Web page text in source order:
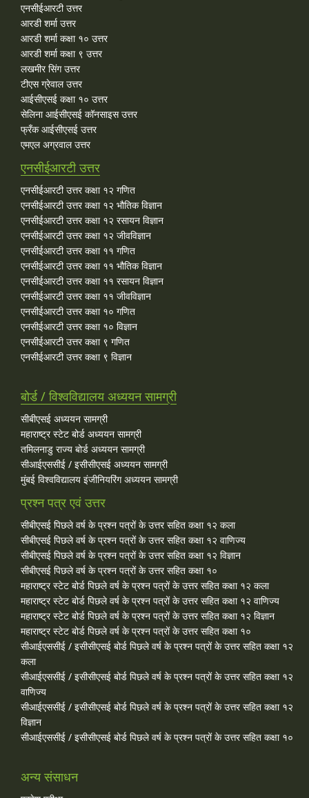
एनसीईआरटी उत्तर
आरडी शर्मा उत्तर
आरडी शर्मा कक्षा १० उत्तर
आरडी शर्मा कक्षा ९ उत्तर
लखमीर सिंग उत्तर
टीएस ग्रेवाल उत्तर
आईसीएसई कक्षा १० उत्तर
सेलिना आईसीएसई कॉनसाइस उत्तर
फ्रँक आईसीएसई उत्तर
एमएल अग्रवाल उत्तर
एनसीईआरटी उत्तर
एनसीईआरटी उत्तर कक्षा १२ गणित
एनसीईआरटी उत्तर कक्षा १२ भौतिक विज्ञान
एनसीईआरटी उत्तर कक्षा १२ रसायन विज्ञान
एनसीईआरटी उत्तर कक्षा १२ जीवविज्ञान
एनसीईआरटी उत्तर कक्षा ११ गणित
एनसीईआरटी उत्तर कक्षा ११ भौतिक विज्ञान
एनसीईआरटी उत्तर कक्षा ११ रसायन विज्ञान
एनसीईआरटी उत्तर कक्षा ११ जीवविज्ञान
एनसीईआरटी उत्तर कक्षा १० गणित
एनसीईआरटी उत्तर कक्षा १० विज्ञान
एनसीईआरटी उत्तर कक्षा ९ गणित
एनसीईआरटी उत्तर कक्षा ९ विज्ञान
बोर्ड / विश्वविद्यालय अध्ययन सामग्री
सीबीएसई अध्ययन सामग्री
महाराष्ट्र स्टेट बोर्ड अध्ययन सामग्री
तमिलनाडु राज्य बोर्ड अध्ययन सामग्री
सीआईएससीई / इसीसीएसई अध्ययन सामग्री
मुंबई विश्वविद्यालय इंजीनियरिंग अध्ययन सामग्री
प्रश्न पत्र एवं उत्तर
सीबीएसई पिछले वर्ष के प्रश्न पत्रों के उत्तर सहित कक्षा १२ कला
सीबीएसई पिछले वर्ष के प्रश्न पत्रों के उत्तर सहित कक्षा १२ वाणिज्य
सीबीएसई पिछले वर्ष के प्रश्न पत्रों के उत्तर सहित कक्षा १२ विज्ञान
सीबीएसई पिछले वर्ष के प्रश्न पत्रों के उत्तर सहित कक्षा १०
महाराष्ट्र स्टेट बोर्ड पिछले वर्ष के प्रश्न पत्रों के उत्तर सहित कक्षा १२ कला
महाराष्ट्र स्टेट बोर्ड पिछले वर्ष के प्रश्न पत्रों के उत्तर सहित कक्षा १२ वाणिज्य
महाराष्ट्र स्टेट बोर्ड पिछले वर्ष के प्रश्न पत्रों के उत्तर सहित कक्षा १२ विज्ञान
महाराष्ट्र स्टेट बोर्ड पिछले वर्ष के प्रश्न पत्रों के उत्तर सहित कक्षा १०
सीआईएससीई / इसीसीएसई बोर्ड पिछले वर्ष के प्रश्न पत्रों के उत्तर सहित कक्षा १२
कला
सीआईएससीई / इसीसीएसई बोर्ड पिछले वर्ष के प्रश्न पत्रों के उत्तर सहित कक्षा १२
वाणिज्य
सीआईएससीई / इसीसीएसई बोर्ड पिछले वर्ष के प्रश्न पत्रों के उत्तर सहित कक्षा १२
विज्ञान
सीआईएससीई / इसीसीएसई बोर्ड पिछले वर्ष के प्रश्न पत्रों के उत्तर सहित कक्षा १०
अन्य संसाधन